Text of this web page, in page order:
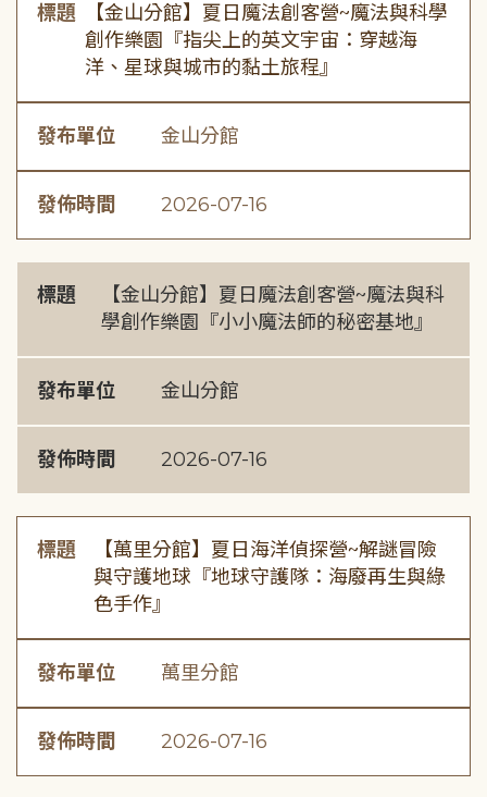
標題
【金山分館】夏日魔法創客營~魔法與科學
創作樂園『指尖上的英文宇宙：穿越海
洋、星球與城市的黏土旅程』
發布單位 金山分館
發佈時間 2026-07-16
標題
【金山分館】夏日魔法創客營~魔法與科
學創作樂園『小小魔法師的秘密基地』
發布單位 金山分館
發佈時間 2026-07-16
標題
【萬里分館】夏日海洋偵探營~解謎冒險
與守護地球『地球守護隊：海廢再生與綠
色手作』
發布單位 萬里分館
發佈時間 2026-07-16